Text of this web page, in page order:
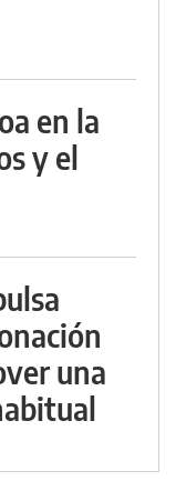
en la
y el
una